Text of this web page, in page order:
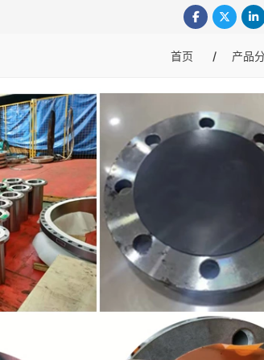
首页 产品